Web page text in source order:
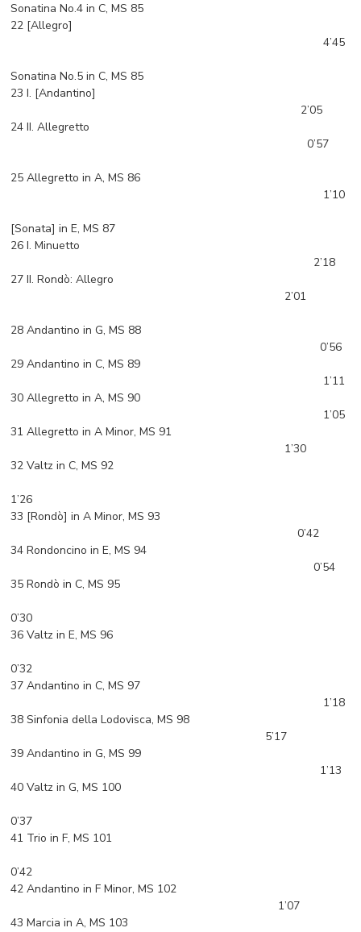
Sonatina No.4 in C, MS 85
22 [Allegro]
4’45
Sonatina No.5 in C, MS 85
23 I. [Andantino]
2’05
24 II. Allegretto
0’57
25 Allegretto in A, MS 86
1’10
[Sonata] in E, MS 87
26 I. Minuetto
2’18
27 II. Rondò: Allegro
2’01
28 Andantino in G, MS 88
0’56
29 Andantino in C, MS 89
1’11
30 Allegretto in A, MS 90
1’05
31 Allegretto in A Minor, MS 91
1’30
32 Valtz in C, MS 92
1’26
33 [Rondò] in A Minor, MS 93
0’42
34 Rondoncino in E, MS 94
0’54
35 Rondò in C, MS 95
0’30
36 Valtz in E, MS 96
0’32
37 Andantino in C, MS 97
1’18
38 Sinfonia della Lodovisca, MS 98
5’17
39 Andantino in G, MS 99
1’13
40 Valtz in G, MS 100
0’37
41 Trio in F, MS 101
0’42
42 Andantino in F Minor, MS 102
1’07
43 Marcia in A, MS 103